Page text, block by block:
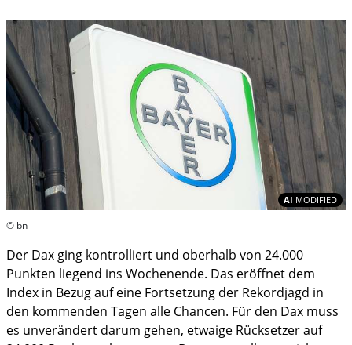
AI MODIFIED
© bn
Der Dax ging kontrolliert und oberhalb von 24.000
Punkten liegend ins Wochenende. Das eröffnet dem
Index in Bezug auf eine Fortsetzung der Rekordjagd in
den kommenden Tagen alle Chancen. Für den Dax muss
es unverändert darum gehen, etwaige Rücksetzer auf